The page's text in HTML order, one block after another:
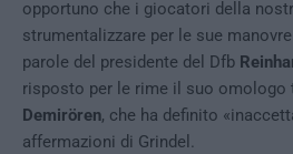
opportuno che i giocatori della
strumentalizzare per le sue
parole del presidente del Dfb
risposto per le rime il suo omologo
Demirören, che ha definito
affermazioni di Grindel.